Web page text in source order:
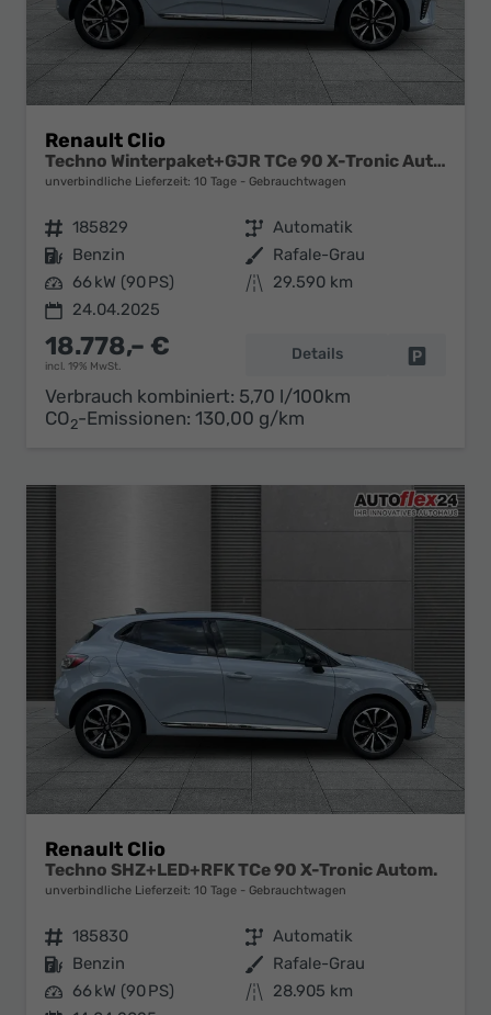
Renault Clio
Techno Winterpaket+GJR TCe 90 X-Tronic Autom.
unverbindliche Lieferzeit: 10 Tage Gebrauchtwagen
Fahrzeugnr. 185829 Getriebe Automatik
Kraftstoff Benzin Außenfarbe Rafale-Grau
Leistung 66 kW (90 PS) Kilometerstand
29.590 km
24.04.2025
18.778,– €
incl. 19% MwSt.
Details
Verbrauch kombiniert: 5,70 l/100km
CO2-Emissionen: 130,00 g/km
Renault Clio
Techno SHZ+LED+RFK TCe 90 X-Tronic Autom.
unverbindliche Lieferzeit: 10 Tage Gebrauchtwagen
Fahrzeugnr. 185830 Getriebe Automatik
Kraftstoff Benzin Außenfarbe Rafale-Grau
Leistung 66 kW (90 PS) Kilometerstand
28.905 km